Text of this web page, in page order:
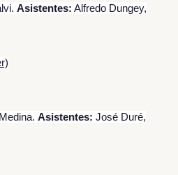
Asistentes: Alfredo Dungey,
Asistentes: José Duré,